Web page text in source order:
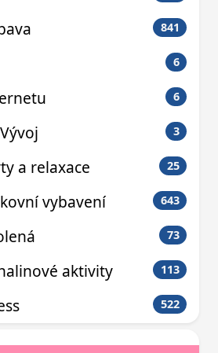
841
6
6
3
a relaxace 25
vybavení 643
73
aktivity 113
522